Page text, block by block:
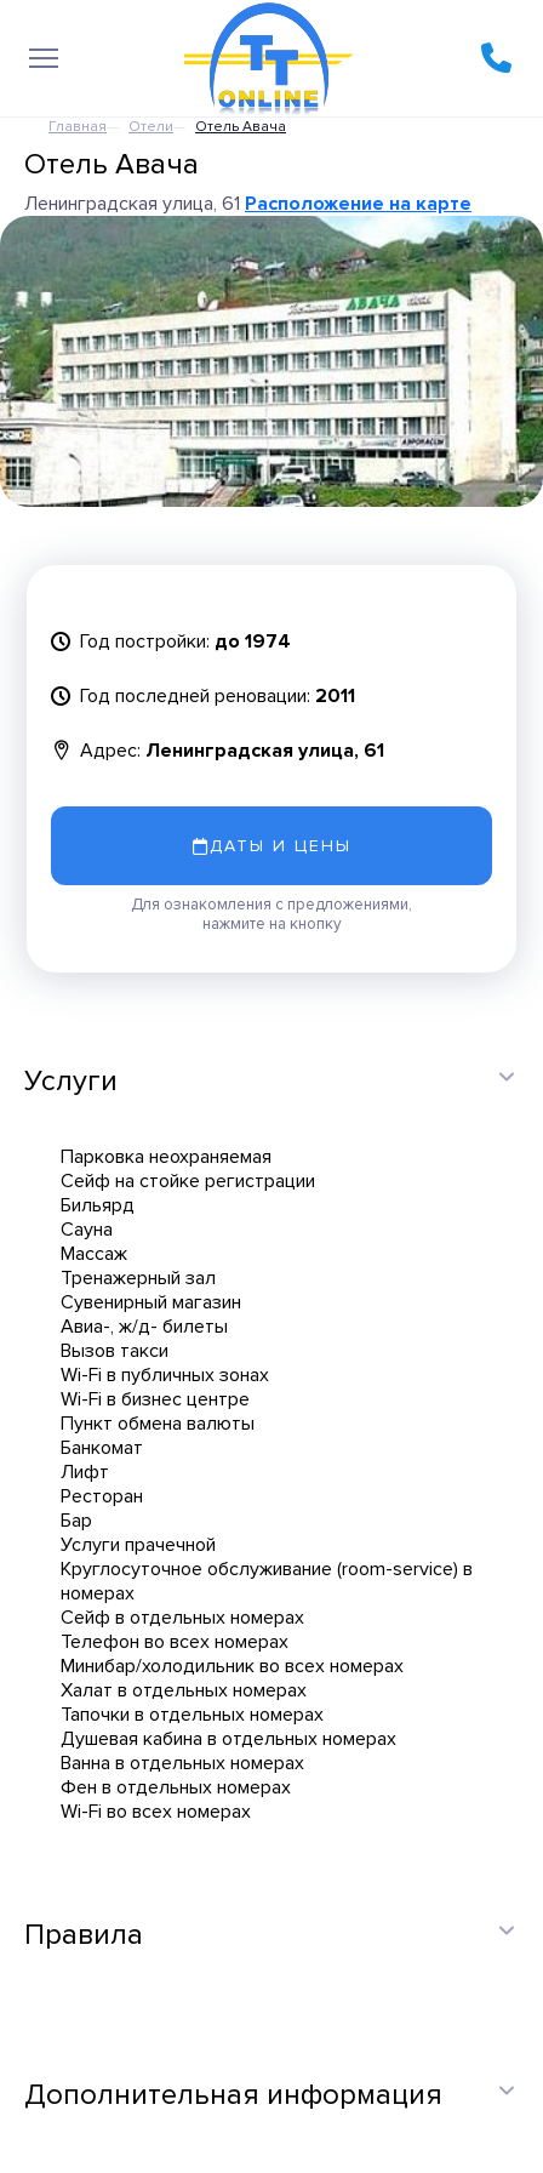
Главная Отели Отель Авача
Отель Авача
Ленинградская улица, 61 Расположение на карте
Год постройки: до 1974
Год последней реновации: 2011
Адрес: Ленинградская улица, 61
ДАТЫ И ЦЕНЫ
Для ознакомления с предложениями,
нажмите на кнопку
Услуги
Парковка неохраняемая
Сейф на стойке регистрации
Бильярд
Сауна
Массаж
Тренажерный зал
Сувенирный магазин
Авиа-, ж/д- билеты
Вызов такси
Wi-Fi в публичных зонах
Wi-Fi в бизнес центре
Пункт обмена валюты
Банкомат
Лифт
Ресторан
Бар
Услуги прачечной
Круглосуточное обслуживание (room-service) в
номерах
Сейф в отдельных номерах
Телефон во всех номерах
Минибар/холодильник во всех номерах
Халат в отдельных номерах
Тапочки в отдельных номерах
Душевая кабина в отдельных номерах
Ванна в отдельных номерах
Фен в отдельных номерах
Wi-Fi во всех номерах
Правила
Дополнительная информация